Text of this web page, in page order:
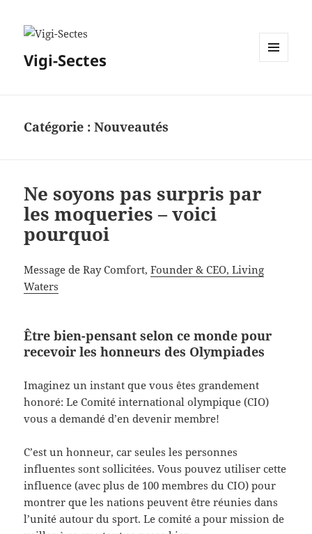
Vigi-Sectes
Catégorie :Nouveautés
Ne soyons pas surpris par
les moqueries – voici
pourquoi
Message de Ray Comfort,Founder & CEO, Living
Waters
Être bien-pensant selon ce monde pour
recevoir les honneurs des Olympiades
Imaginez un instant que vous êtes grandement
honoré: Le Comité international olympique (CIO)
vous a demandé d’en devenir membre!
C’est un honneur, car seules les personnes
influentes sont sollicitées. Vous pouvez utiliser cette
influence (avec plus de 100 membres du CIO) pour
montrer que les nations peuvent être réunies dans
l’unité autour du sport. Le comité a pour mission de